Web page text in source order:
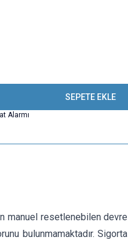
SEPETE EKLE
Alarmı
manuel resetlenebilen devre
bulunmamaktadır. Sigorta